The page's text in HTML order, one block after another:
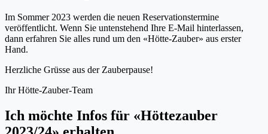
Im Sommer 2023 werden die neuen Reservationstermine
veröffentlicht. Wenn Sie untenstehend Ihre E-Mail hinterlassen,
dann erfahren Sie alles rund um den «Hötte-Zauber» aus erster
Hand.
Herzliche Grüsse aus der Zauberpause!
Ihr Hötte-Zauber-Team
Ich möchte Infos für «Höttezauber